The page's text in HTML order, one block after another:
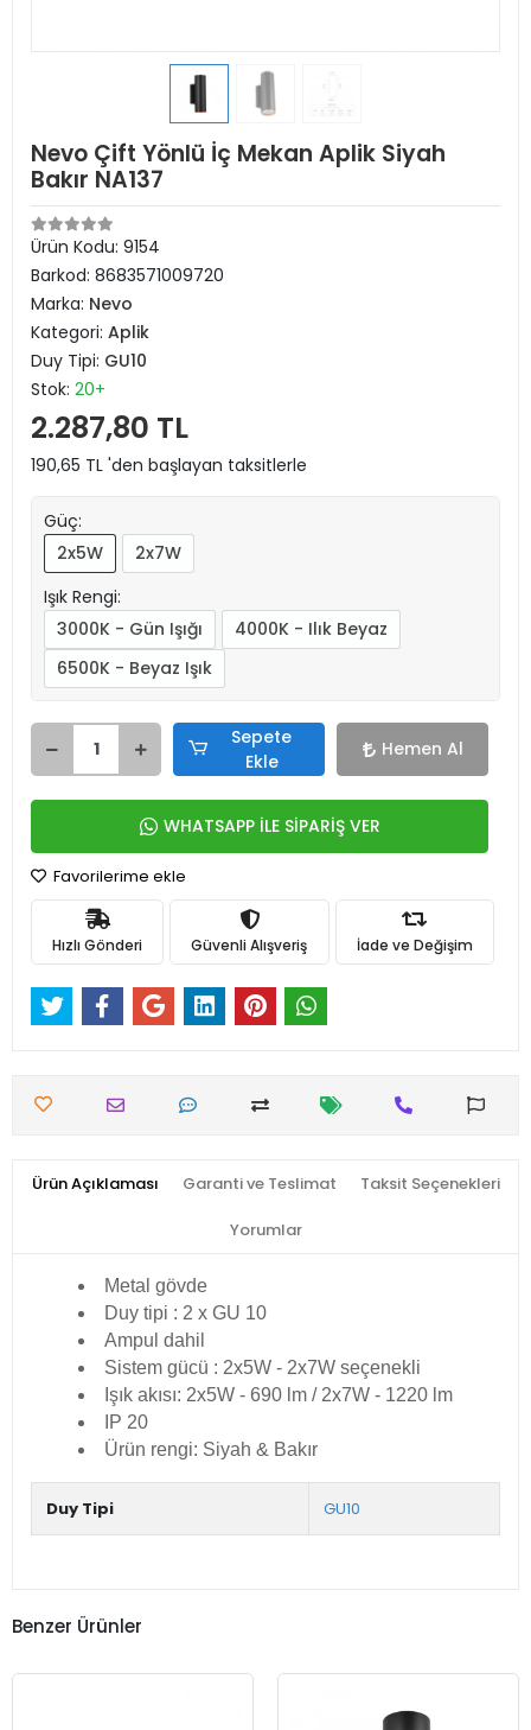
Nevo Çift Yönlü İç Mekan Aplik Siyah
Bakır NA137
Ürün Kodu: 9154
Barkod: 8683571009720
Marka: Nevo
Kategori: Aplik
Duy Tipi: GU10
Stok: 20+
2.287,80 TL
190,65 TL 'den başlayan taksitlerle
Güç:
2x5W
2x7W
Işık Rengi:
3000K - Gün Işığı
4000K - Ilık Beyaz
6500K - Beyaz Işık
Sepete
Ekle
Hemen Al
WHATSAPP İLE SİPARİŞ VER
Favorilerime ekle
Hızlı Gönderi Güvenli Alışveriş İade ve Değişim
Ürün Açıklaması Garanti ve Teslimat Taksit Seçenekleri
Yorumlar
Metal gövde
Duy tipi : 2 x GU 10
Ampul dahil
Sistem gücü : 2x5W - 2x7W seçenekli
Işık akısı: 2x5W - 690 lm / 2x7W - 1220 lm
IP 20
Ürün rengi: Siyah & Bakır
Duy Tipi GU10
Benzer Ürünler